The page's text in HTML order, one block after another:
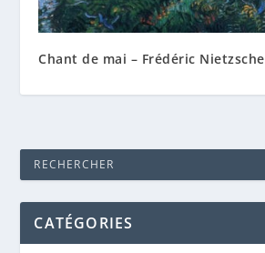
Chant de mai – Frédéric Nietzsche
CATÉGORIES